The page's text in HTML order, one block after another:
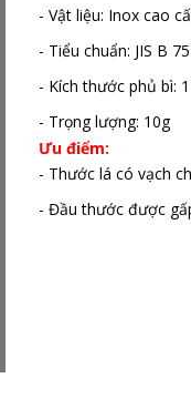
- Vật liệu: Inox cao
- Tiểu chuẩn: JIS B
- Kích thước phủ bì:
- Trọng lượng: 10g
Ưu điểm:
- Thước lá có vạch
- Đầu thước được